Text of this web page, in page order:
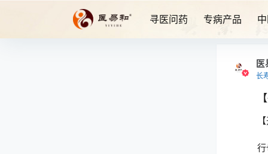
寻医问药 专病产品
医
长
行